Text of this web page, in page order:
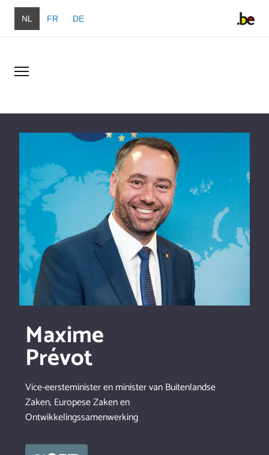
Overslaan en naar de inhoud gaan
NL FR DE
Maxime
Prévot
Vice-eersteminister en minister van Buitenlandse
Zaken, Europese Zaken en
Ontwikkelingssamenwerking